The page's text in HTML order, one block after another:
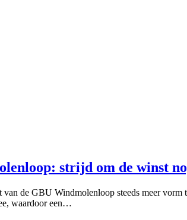
strijd om de winst
van de GBU Windmolenloop steeds meer
waardoor een…